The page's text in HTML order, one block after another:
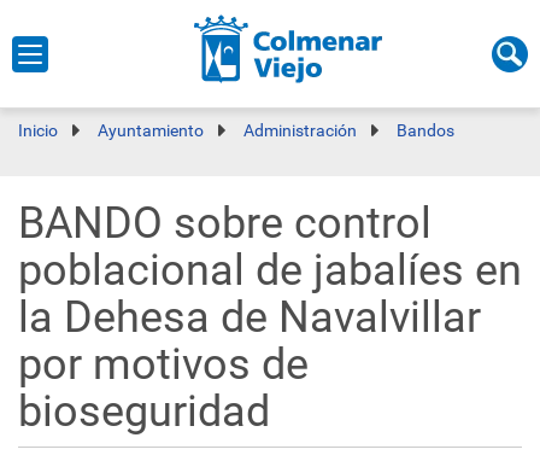
Inicio Ayuntamiento Administración Bandos
BANDO sobre control
poblacional de jabalíes en
la Dehesa de Navalvillar
por motivos de
bioseguridad